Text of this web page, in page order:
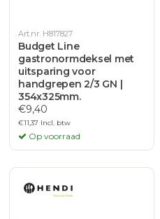
Art.nr. H817827
Budget Line
gastronormdeksel met
uitsparing voor
handgrepen 2/3 GN |
354x325mm.
€9,40
€11,37 Incl. btw
Op voorraad